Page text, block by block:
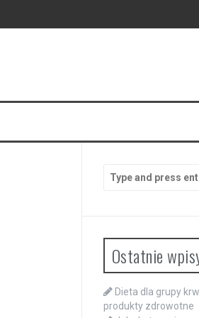
Search
for:
Ostatnie
Dieta dla grupy
produkty zdrowotne